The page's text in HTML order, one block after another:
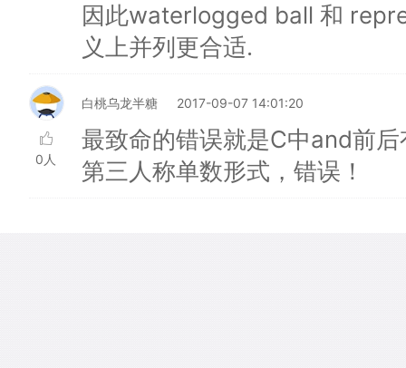
因此waterlogged ball 和
义上并列更合适.
0人
白桃乌龙半糖 2017-09-07 14:01:20
最致命的错误就是C中and前
第三人称单数形式，错误！